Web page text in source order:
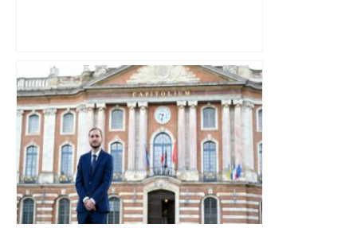
Elle s’est battue toute sa vie pour
défendre la place des femmes en
politique : l’ancienne maire de cette
ville près de Toulouse est décédée –
ladepeche.fr